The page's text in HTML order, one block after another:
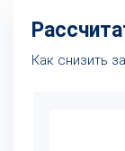
Как снизить